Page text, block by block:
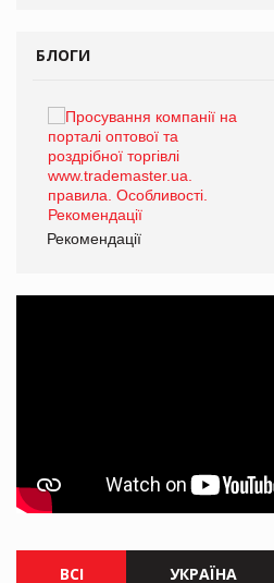
БЛОГИ
Рекомендації
ВСІ УКРАЇНА